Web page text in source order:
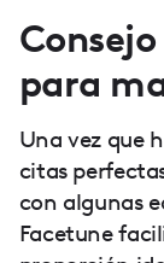
para
Una vez que
citas
con algunas
Facetune